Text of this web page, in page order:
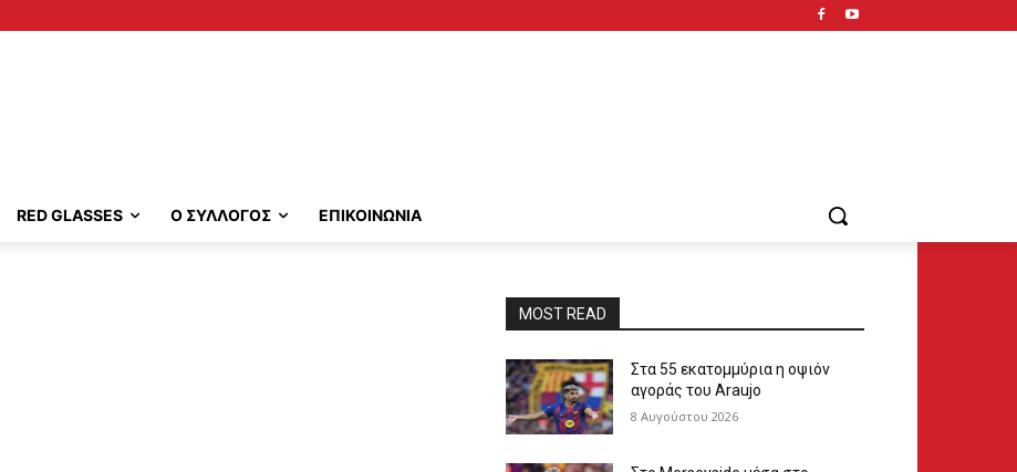
RED GLASSES Ο ΣΥΛΛΟΓΟΣ ΕΠΙΚΟΙΝΩΝΙΑ
MOST READ
Στα 55 εκατομμύρια η οψιόν
αγοράς του Araujo
8 Αυγούστου 2026